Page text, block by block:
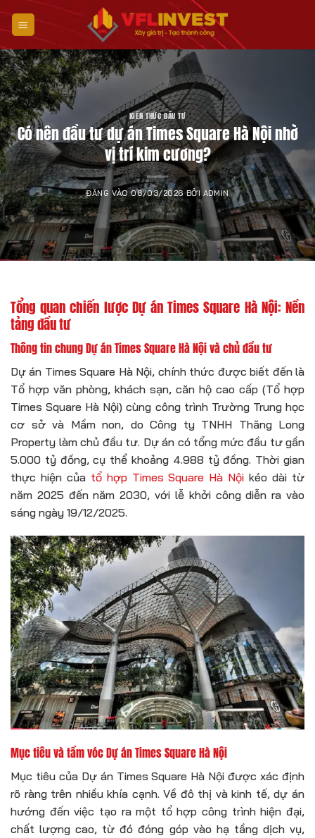
qua
nội
dung
KIẾN THỨC ĐẦU TƯ
Có nên đầu tư dự án Times Square Hà Nội nhờ
vị trí kim cương?
ĐĂNG VÀO06/03/2026 BỞIADMIN
Tổng quan chiến lược Dự án Times Square Hà Nội: Nền
tảng đầu tư
Thông tin chung Dự án Times Square Hà Nội và chủ đầu tư
Dự án Times Square Hà Nội, chính thức được biết đến là
Tổ hợp văn phòng, khách sạn, căn hộ cao cấp (Tổ hợp
Times Square Hà Nội) cùng công trình Trường Trung học
cơ sở và Mầm non, do Công ty TNHH Thăng Long
Property làm chủ đầu tư. Dự án có tổng mức đầu tư gần
5.000 tỷ đồng, cụ thể khoảng 4.988 tỷ đồng. Thời gian
thực hiện của tổ hợp Times Square Hà Nội kéo dài từ
năm 2025 đến năm 2030, với lễ khởi công diễn ra vào
sáng ngày 19/12/2025.
Mục tiêu và tầm vóc Dự án Times Square Hà Nội
Mục tiêu của Dự án Times Square Hà Nội được xác định
rõ ràng trên nhiều khía cạnh. Về đô thị và kinh tế, dự án
hướng đến việc tạo ra một tổ hợp công trình hiện đại,
chất lượng cao, từ đó đóng góp vào hạ tầng dịch vụ,